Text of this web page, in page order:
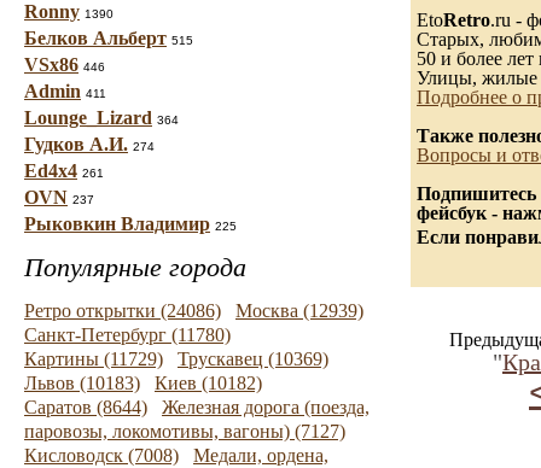
Ronny 1390
Белков Альберт 515
VSx86 446
Admin 411
Lounge_Lizard 364
Гудков А.И. 274
Ed4x4 261
OVN 237
Рыковкин Владимир 225
Популярные города
Ретро открытки (24086)
Москва (12939)
Санкт-Петербург (11780)
Картины (11729)
Трускавец (10369)
Львов (10183)
Киев (10182)
Саратов (8644)
Железная дорога (поезда,
паровозы, локомотивы, вагоны) (7127)
Кисловодск (7008)
Медали, ордена,
EtoRetro.ru -
Старых,
50 и более лет
Улицы, жилые
Подробнее о
Также
Вопросы и
Подпишитесь
фейсбук -
Если
"